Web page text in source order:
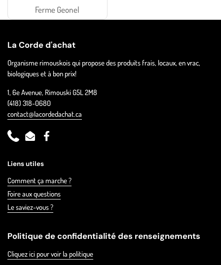
Ferme Geonel
La Corde d'achat
Organisme rimouskois qui propose des produits frais, locaux, en vrac,
biologiques et à bon prix!
1, 6e Avenue, Rimouski G5L 2M8
(418) 318-0680
contact@lacordedachat.ca
PhoneEmailFacebook
Liens utiles
Comment ça marche ?
Foire aux questions
Le saviez-vous ?
Politique de confidentialité des renseignements
Cliquez ici pour voir la politique